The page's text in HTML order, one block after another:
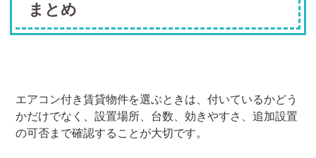
まとめ
エアコン付き賃貸物件を選ぶときは、付いているかどう
かだけでなく、設置場所、台数、効きやすさ、追加設置
の可否まで確認することが大切です。